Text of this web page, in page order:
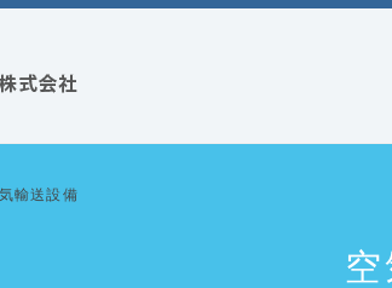
輸送設備